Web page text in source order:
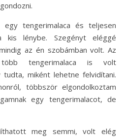
tengerimalaca és teljesen
kis lénybe. Szegényt eléggé
az én szobámban volt. Az
több tengerimalaca is volt
tudta, miként lehetne felvidítani.
többször elgondolkoztam
egy tengerimalacot, de
meg semmi, volt elég